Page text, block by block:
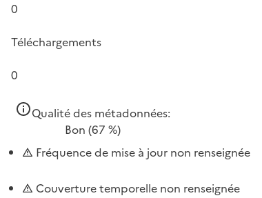
0
Téléchargements
0
Qualité des métadonnées:
Bon (67 %)
Fréquence de mise à jour non renseignée
Couverture temporelle non renseignée